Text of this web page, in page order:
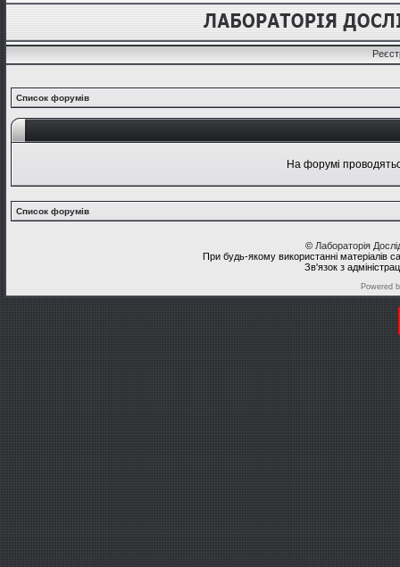
Список форумів
На форумі
Список форумів
© Лабораторія
При будь-якому використанні матеріалів
Зв'язок з
Powered